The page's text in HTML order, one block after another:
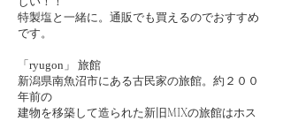
特製塩と一緒に。通販でも買えるのでおすすめ
です。
「 ryugon 」 旅館
新潟県南魚沼市にある古民家の旅館。約２００
年前の
建物を移築して造られた新旧MIXの旅館はホス